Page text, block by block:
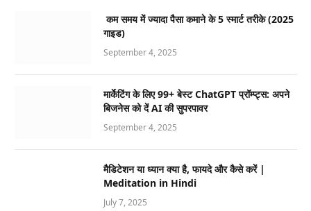
कम समय में ज्यादा पैसा कमाने के 5 स्मार्ट तरीके (2025
गाइड)
September 4, 2025
मार्केटिंग के लिए 99+ बेस्ट ChatGPT प्रॉम्प्ट्स: अपने
बिजनेस को दें AI की सुपरपावर
September 4, 2025
मैडिटेशन या ध्यान क्या है, फायदे और कैसे करें |
Meditation in Hindi
July 7, 2025